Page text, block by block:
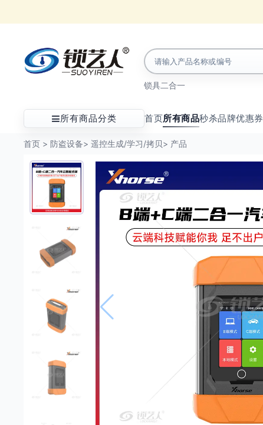
锁具二合一
所有商品分类 首页所有商品秒杀品牌优惠券
首页 > 防盗设备> 遥控生成/学习/拷贝> 产品